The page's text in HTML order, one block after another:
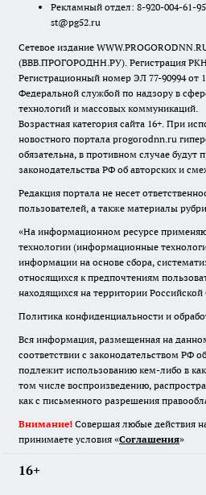
Рекламный отдел: 8-920-004-61-
st@pg52.ru
Сетевое издание
(ВВВ.ПРОГОРОДНН.РУ). Регистрация
Регистрационный номер ЭЛ 77-90994 от
Федеральной службой по надзору в
технологий и массовых коммуникаций.
Возрастная категория сайта 16+. При
новостного портала progorodnn.ru
обязательна, в противном случае
законодательства РФ об авторских и
Редакция портала не несет
пользователей, а также материалы
«На информационном ресурсе
технологии (информационные
информации на основе сбора,
относящихся к предпочтениям
находящихся на территории
Политика конфиденциальности и
Вся информация, размещенная на
соответствии с законодательством РФ
подлежит использованию кем-либо в
том числе воспроизведению,
как с письменного разрешения
Внимание! Совершая любые действия
принимаете условия «Cоглашения»
16+